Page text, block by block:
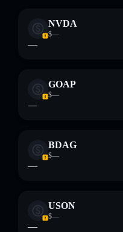
Disclaimer: Queste
formativi e non
NVDA
$—
—
GOAP
$—
—
BDAG
$—
—
USON
$—
—